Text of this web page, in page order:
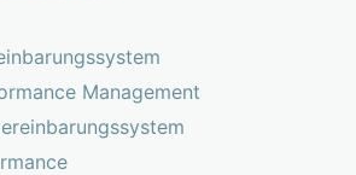
Management